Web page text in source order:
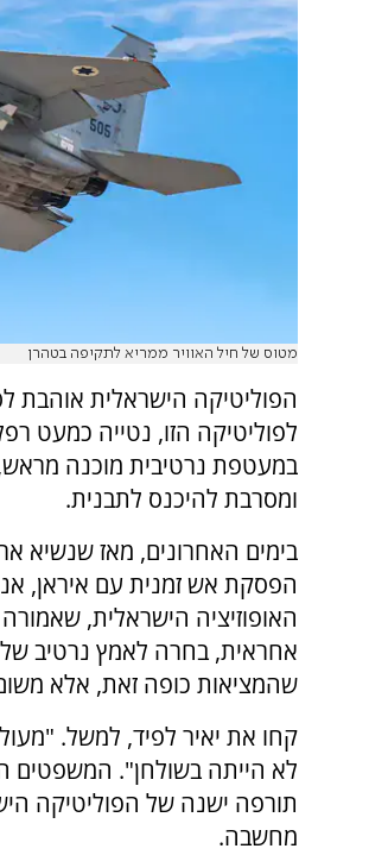
מטוס של חיל האוויר ממריא לתקיפה בטהרן
הפוליטיקה הישראלית אוהבת
לפוליטיקה הזו, נטייה כמעט
במעטפת נרטיבית מוכנה
ומסרבת להיכנס לתבנית.
בימים האחרונים, מאז שנשיא
הפסקת אש זמנית עם איראן,
האופוזיציה הישראלית,
אחראית, בחרה לאמץ נרטיב
שהמציאות כופה זאת, אלא
קחו את יאיר לפיד, למשל.
לא הייתה בשולחן". המשפטים
תורפה ישנה של הפוליטיקה
מחשבה.